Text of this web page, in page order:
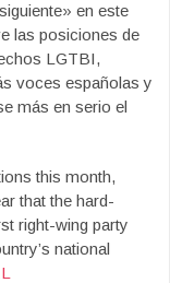
en este
las posiciones de
LGTBI,
voces españolas y
más en serio el
this month,
that the hard-
right-wing party
national